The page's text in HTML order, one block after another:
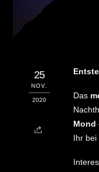
25
NOV.
2020 Das
Mond
Ihr bei